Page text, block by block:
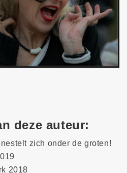
deze auteur:
zich onder de groten!
2018